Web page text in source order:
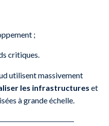
;
critiques.
utilisent massivement
les infrastructures et
à grande échelle.